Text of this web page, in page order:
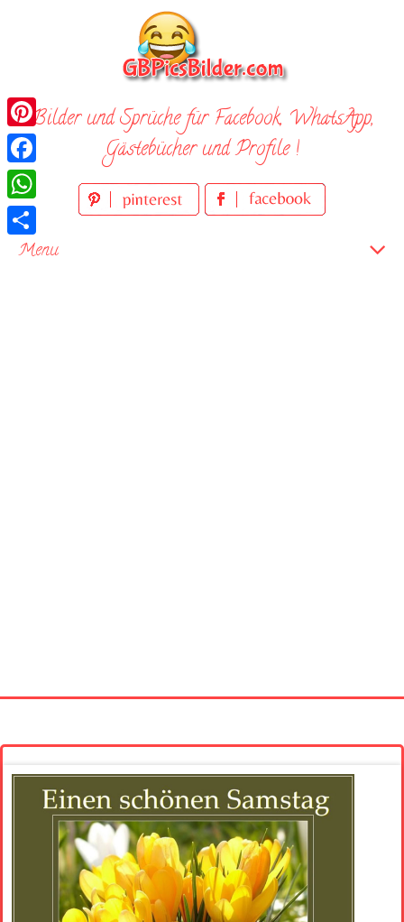
Bilder und Sprüche für Facebook, WhatsApp,
Gästebücher und Profile !
Menu
Pinterest
Facebook
WhatsApp
Teilen